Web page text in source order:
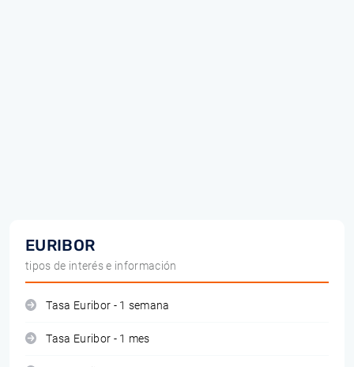
EURIBOR
tipos de interés e información
Tasa Euribor - 1 semana
Tasa Euribor - 1 mes